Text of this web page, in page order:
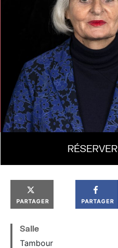
RÉSERVER
PARTAGER PARTAGER
Salle
Tambour